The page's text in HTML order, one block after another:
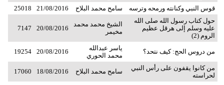
قوس النبي وكنانته ورمحه وترسه
سامح محمد البلاح 21/08/2016
25018
حول كتاب رسول الله صلى الله
عليه وسلم إلى هرقل عظيم
الروم (2)
الشيخ محمد محمد
مخيمر
20/08/2016
7147
من دروس الحج: كيف نتحد؟
ياسر عبدالله
محمد الحوري
20/08/2016
19254
من كانوا يقفون على رأس النبي
لحراسته
سامح محمد البلاح 18/08/2016
17060